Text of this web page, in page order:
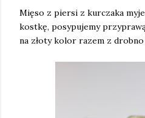
Mięso z piersi z kurczaka
kostkę, posypujemy
na złoty kolor razem z